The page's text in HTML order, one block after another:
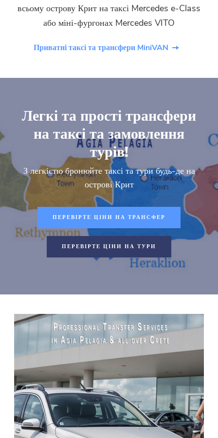
всьому острову Крит на таксі Mercedes e-Class
або міні-фургонах Mercedes VITO
Приватні таксі та трансфери MiniVAN
Легкі та прості трансфери
на таксі та замовлення
турів!
З легкістю бронюйте таксі та тури будь-де на
острові Крит
ПЕРЕВІРТЕ ЦІНИ НА ТРАНСФЕР
ПЕРЕВІРТЕ ЦІНИ НА ТУРИ